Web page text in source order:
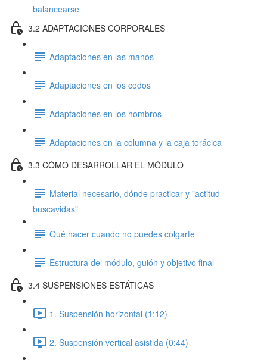
balancearse
3.2 ADAPTACIONES CORPORALES
Adaptaciones en las manos
Adaptaciones en los codos
Adaptaciones en los hombros
Adaptaciones en la columna y la caja torácica
3.3 CÓMO DESARROLLAR EL MÓDULO
Material necesario, dónde practicar y "actitud
buscavidas"
Qué hacer cuando no puedes colgarte
Estructura del módulo, guión y objetivo final
3.4 SUSPENSIONES ESTÁTICAS
1. Suspensión horizontal (1:12)
2. Suspensión vertical asistida (0:44)